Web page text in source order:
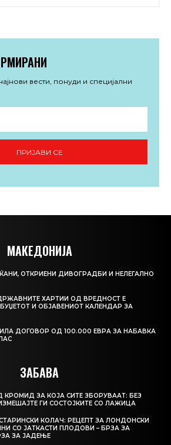
вести, понуди и специјални
ПРИЈАВИ СЕ
МАКЕДОНИЈА
ОТКРИЕНИ ДИВОГРАДБИ И НЕЛЕГАЛНО
ХАРТИИ ОД ВРЕДНОСТ Е
И ОБЈАВЕНИОТ КАЛЕНДАР ЗА
ДОГОВОР ОД 100.000 ЕВРА ЗА НАБАВКА
ЗАБАВА
КРОМИД ЗА КОЈА СИТЕ ЗБОРУВААТ: БЕЗ
ГИ СОСТОЈКИТЕ СО ЛАЖИЦА
КОЛАЧ: РЕЦЕПТ ЗА ЛОНДОНСКИ
СО ЈАТКАСТИ ПЛОДОВИ – БРЗА ЗА
ЗА ЈАДЕЊЕ